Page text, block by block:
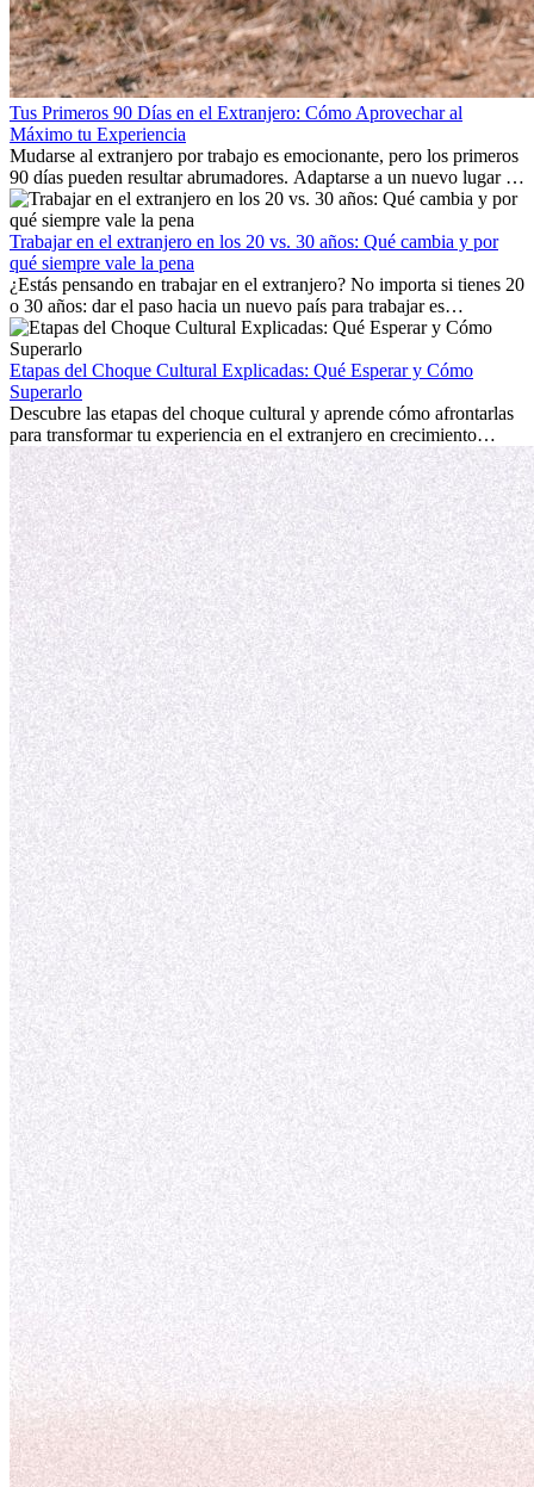
Tus Primeros 90 Días en el Extranjero: Cómo Aprovechar al
Máximo tu Experiencia
Mudarse al extranjero por trabajo es emocionante, pero los primeros
90 días pueden resultar abrumadores. Adaptarse a un nuevo lugar de
trabajo, construir una vida social, comprender la cultura local y lidiar
con la nostalgia son parte del proceso. Esta guía para expatriados te
mostrará cómo aprovechar al máximo tus primeros meses en el
extranjero, asegurando tanto éxito profesional como crecimiento
personal.
Trabajar en el extranjero en los 20 vs. 30 años: Qué cambia y por
qué siempre vale la pena
¿Estás pensando en trabajar en el extranjero? No importa si tienes 20
o 30 años: dar el paso hacia un nuevo país para trabajar es
emocionante y, a veces, desafiante. Muchas personas se preguntan si
la edad marca la diferencia. La verdad es que la experiencia
internacional siempre vale la pena. Puede impulsar tu carrera,
fomentar tu crecimiento personal y ofrecerte valiosas perspectivas
culturales que transforman tu vida.
Etapas del Choque Cultural Explicadas: Qué Esperar y Cómo
Superarlo
Descubre las etapas del choque cultural y aprende cómo afrontarlas
para transformar tu experiencia en el extranjero en crecimiento
personal y adaptación exitosa.